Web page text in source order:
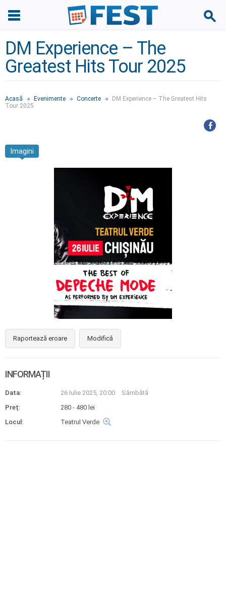
DM Experience – The
Greatest Hits Tour 2025
Acasă Evenimente Concerte
DM Experience – The Greatest Hits
Tour 2025
Imagini
Raportează eroare Modifică
INFORMAȚII
Data: 26 Iulie 2025, 20:00
Sâmbătă
Preț:
280 - 480 lei
Locul:
Teatrul Verde